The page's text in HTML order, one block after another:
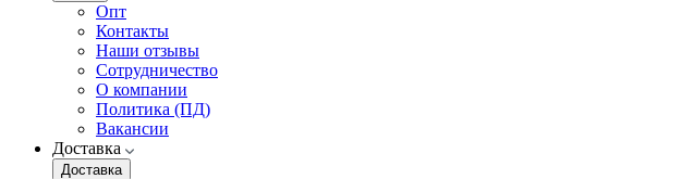
Опт
Контакты
Наши отзывы
Сотрудничество
О компании
Политика (ПД)
Вакансии
Доставка
Доставка